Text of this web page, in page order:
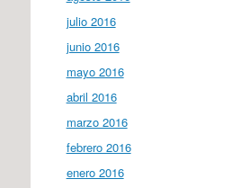
julio 2016
junio 2016
mayo 2016
abril 2016
marzo 2016
febrero 2016
enero 2016